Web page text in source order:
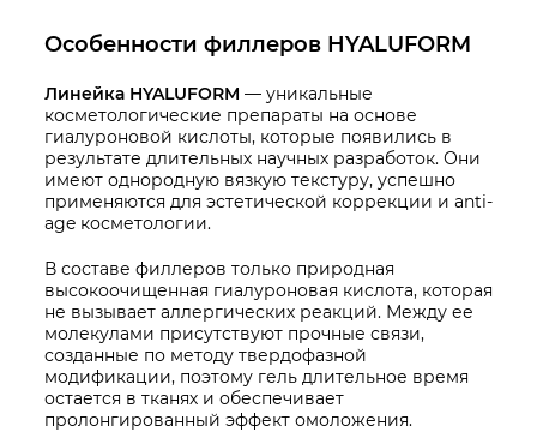
Особенности филлеров HYALUFORM
Линейка HYALUFORM — уникальные
косметологические препараты на основе
гиалуроновой кислоты, которые появились в
результате длительных научных разработок. Они
имеют однородную вязкую текстуру, успешно
применяются для эстетической коррекции и anti-
age косметологии.
В составе филлеров только природная
высокоочищенная гиалуроновая кислота, которая
не вызывает аллергических реакций. Между ее
молекулами присутствуют прочные связи,
созданные по методу твердофазной
модификации, поэтому гель длительное время
остается в тканях и обеспечивает
пролонгированный эффект омоложения.